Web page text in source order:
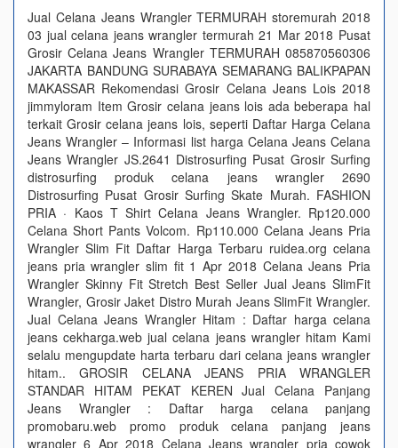
Jual Celana Jeans Wrangler TERMURAH storemurah 2018
03 jual celana jeans wrangler termurah 21 Mar 2018 Pusat
Grosir Celana Jeans Wrangler TERMURAH 085870560306
JAKARTA BANDUNG SURABAYA SEMARANG BALIKPAPAN
MAKASSAR Rekomendasi Grosir Celana Jeans Lois 2018
jimmyloram Item Grosir celana jeans lois ada beberapa hal
terkait Grosir celana jeans lois, seperti Daftar Harga Celana
Jeans Wrangler – Informasi list harga Celana Jeans Celana
Jeans Wrangler JS.2641 Distrosurfing Pusat Grosir Surfing
distrosurfing produk celana jeans wrangler 2690
Distrosurfing Pusat Grosir Surfing Skate Murah. FASHION
PRIA · Kaos T Shirt Celana Jeans Wrangler. Rp120.000
Celana Short Pants Volcom. Rp110.000 Celana Jeans Pria
Wrangler Slim Fit Daftar Harga Terbaru ruidea.org celana
jeans pria wrangler slim fit 1 Apr 2018 Celana Jeans Pria
Wrangler Skinny Fit Stretch Best Seller Jual Jeans SlimFit
Wrangler, Grosir Jaket Distro Murah Jeans SlimFit Wrangler.
Jual Celana Jeans Wrangler Hitam : Daftar harga celana
jeans cekharga.web jual celana jeans wrangler hitam Kami
selalu mengupdate harta terbaru dari celana jeans wrangler
hitam.. GROSIR CELANA JEANS PRIA WRANGLER
STANDAR HITAM PEKAT KEREN Jual Celana Panjang
Jeans Wrangler : Daftar harga celana panjang
promobaru.web promo produk celana panjang jeans
wrangler 6 Apr 2018 Celana Jeans wrangler pria cowok